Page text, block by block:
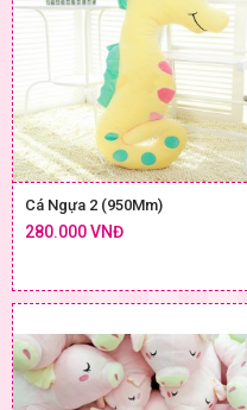
Cá Ngựa 2 (950Mm)
280.000 VNĐ